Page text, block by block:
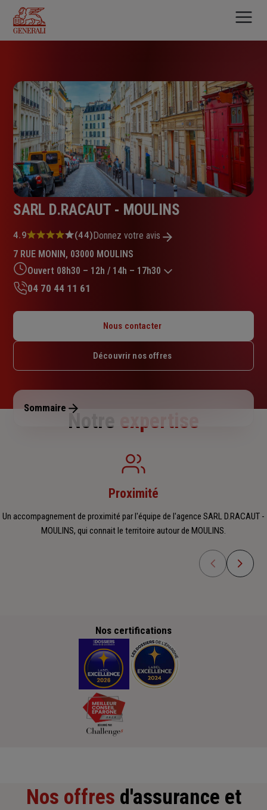
contenu
principal
SARL D.RACAUT - MOULINS
Note
4.9
sur
5
étoiles
4.9 (44)Donnez votre avis
7 RUE MONIN, 03000 MOULINS
Ouvert 08h30 – 12h / 14h – 17h30
Mardi : 08h30 – 12h / 14h – 17h30
Jeudi : 08h30 – 12h / 14h – 17h30
Dimanche : Fermé
04 70 44 11 61
Nous contacter
Découvrir nos offres
Sommaire
Notre expertise
Proximité
Un accompagnement de proximité par l'équipe de l'agence SARL D.RACAUT -
MOULINS, qui connait le territoire autour de MOULINS.
Nos certifications
Nos offres d'assurance et